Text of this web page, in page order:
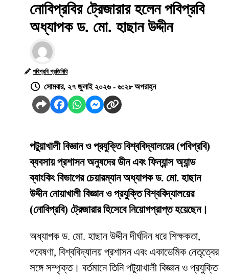
নোবিপ্রবির ট্রেজারার হলেন পবিপ্রবি
অধ্যাপক ড. মো. হাছান উদ্দীন
পবিপ্রবি প্রতিনিধি
সোমবার, ২৭ জুলাই ২০২৬ - ৬:২৮ অপরাহ্ন
পটুয়াখালী বিজ্ঞান ও প্রযুক্তি বিশ্ববিদ্যালয়ের (পবিপ্রবি)
ব্যবসায় প্রশাসন অনুষদের ডীন এবং ফিন্যান্স অ্যান্ড
ব্যাংকিং বিভাগের চেয়ারম্যান অধ্যাপক ড. মো. হাছান
উদ্দীন নোয়াখালী বিজ্ঞান ও প্রযুক্তি বিশ্ববিদ্যালয়ের
(নোবিপ্রবি) ট্রেজারার হিসেবে নিয়োগপ্রাপ্ত হয়েছেন।
অধ্যাপক ড. মো. হাছান উদ্দীন দীর্ঘদিন ধরে শিক্ষকতা,
গবেষণা, বিশ্ববিদ্যালয় প্রশাসন এবং একাডেমিক নেতৃত্বের
সঙ্গে সম্পৃক্ত। বর্তমানে তিনি পটুয়াখালী বিজ্ঞান ও প্রযুক্তি